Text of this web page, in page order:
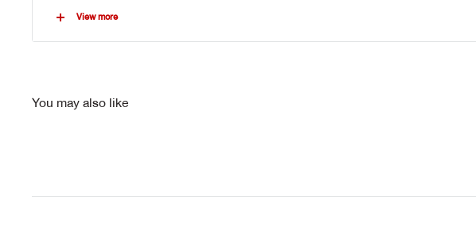
รูปแบบ: พร้อมเกลียวภายใน M5 ของสลักล็อคสำหรับใช้กับระบบล็อคตลอด
Features
Finish: Nickel plated
View more
You may also like